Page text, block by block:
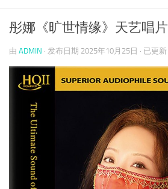
彤娜《旷世情缘》天艺唱片
由 ADMIN · 发布日期 2025年10月25日 · 已更新